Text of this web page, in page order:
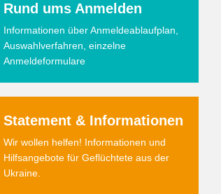
Rund ums Anmelden
Informationen über Anmeldeablaufplan,
Auswahlverfahren, einzelne
Anmeldeformulare
Statement & Informationen
Wir wollen helfen! Informationen und
Hilfsangebote für Geflüchtete aus der
Ukraine.